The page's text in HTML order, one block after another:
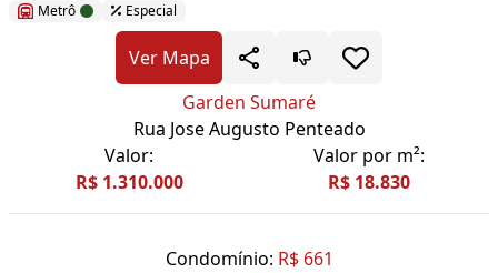
Metrô Especial
Ver Mapa
Garden Sumaré
Rua Jose Augusto Penteado
Valor:
R$ 1.310.000
Valor por m²:
R$ 18.830
Condomínio: R$ 661